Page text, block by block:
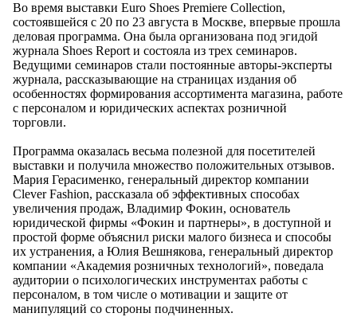
Во время выставки Euro Shoes Premiere Collection,
состоявшейся с 20 по 23 августа в Москве, впервые прошла
деловая программа. Она была организована под эгидой
журнала Shoes Report и состояла из трех семинаров.
Ведущими семинаров стали постоянные авторы-эксперты
журнала, рассказывающие на страницах издания об
особенностях формирования ассортимента магазина, работе
с персоналом и юридических аспектах розничной
торговли.
Программа оказалась весьма полезной для посетителей
выставки и получила множество положительных отзывов.
Мария Герасименко, генеральный директор компании
Clever Fashion, рассказала об эффективных способах
увеличения продаж, Владимир Фокин, основатель
юридической фирмы «Фокин и партнеры», в доступной и
простой форме объяснил риски малого бизнеса и способы
их устранения, а Юлия Вешнякова, генеральный директор
компании «Академия розничных технологий», поведала
аудитории о психологических инструментах работы с
персоналом, в том числе о мотивации и защите от
манипуляций со стороны подчиненных.